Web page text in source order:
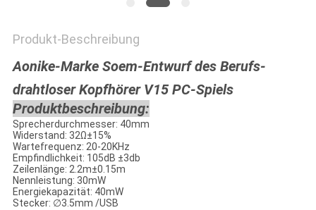
Produkt-Beschreibung
Aonike-Marke Soem-Entwurf des Berufs-
drahtloser Kopfhörer V15 PC-Spiels
Produktbeschreibung:
Sprecherdurchmesser: 40mm
Widerstand: 32Ω±15%
Wartefrequenz: 20-20KHz
Empfindlichkeit: 105dB ±3db
Zeilenlänge: 2.2m±0.15m
Nennleistung: 30mW
Energiekapazität: 40mW
Stecker: ∅3.5mm /USB